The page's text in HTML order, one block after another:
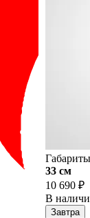
33 cм
10 690 ₽
В
Завтра